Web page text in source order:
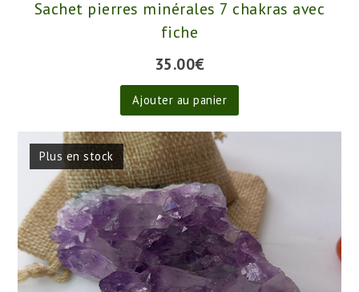
Sachet pierres minérales 7 chakras avec
fiche
35.00€
Ajouter au panier
Plus en stock